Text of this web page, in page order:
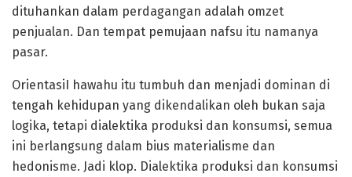
dituhankan dalam perdagangan adalah omzet
penjualan. Dan tempat pemujaan nafsu itu namanya
pasar.
OrientasiI hawahu itu tumbuh dan menjadi dominan di
tengah kehidupan yang dikendalikan oleh bukan saja
logika, tetapi dialektika produksi dan konsumsi, semua
ini berlangsung dalam bius materialisme dan
hedonisme. Jadi klop. Dialektika produksi dan konsumsi